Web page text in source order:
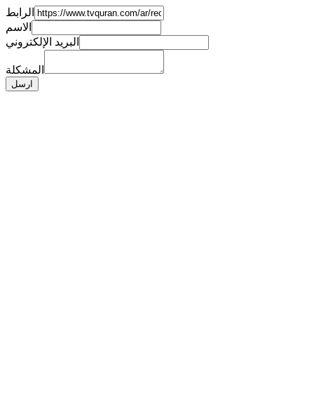
الرابط
الاسم
البريد الإلكتروني
المشكلة
ارسل